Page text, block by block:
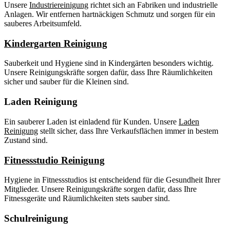
Unsere Industriereinigung richtet sich an Fabriken und industrielle
Anlagen. Wir entfernen hartnäckigen Schmutz und sorgen für ein
sauberes Arbeitsumfeld.
Kindergarten Reinigung
Sauberkeit und Hygiene sind in Kindergärten besonders wichtig.
Unsere Reinigungskräfte sorgen dafür, dass Ihre Räumlichkeiten
sicher und sauber für die Kleinen sind.
Laden Reinigung
Ein sauberer Laden ist einladend für Kunden. Unsere Laden
Reinigung stellt sicher, dass Ihre Verkaufsflächen immer in bestem
Zustand sind.
Fitnessstudio Reinigung
Hygiene in Fitnessstudios ist entscheidend für die Gesundheit Ihrer
Mitglieder. Unsere Reinigungskräfte sorgen dafür, dass Ihre
Fitnessgeräte und Räumlichkeiten stets sauber sind.
Schulreinigung